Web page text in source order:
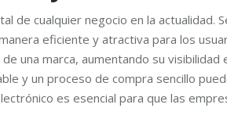
de cualquier negocio en la actualidad.
eficiente y atractiva para los
una marca, aumentando su
y un proceso de compra sencillo
es esencial para que las